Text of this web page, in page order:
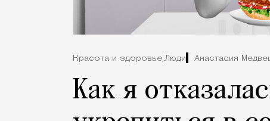
Красота и здоровье,Люди Анастасия
Как я